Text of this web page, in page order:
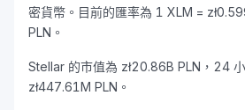
密貨幣。目前的匯率為 1 XLM =
PLN。
Stellar 的市值為 zł20.86B PLN，24
zł447.61M PLN。